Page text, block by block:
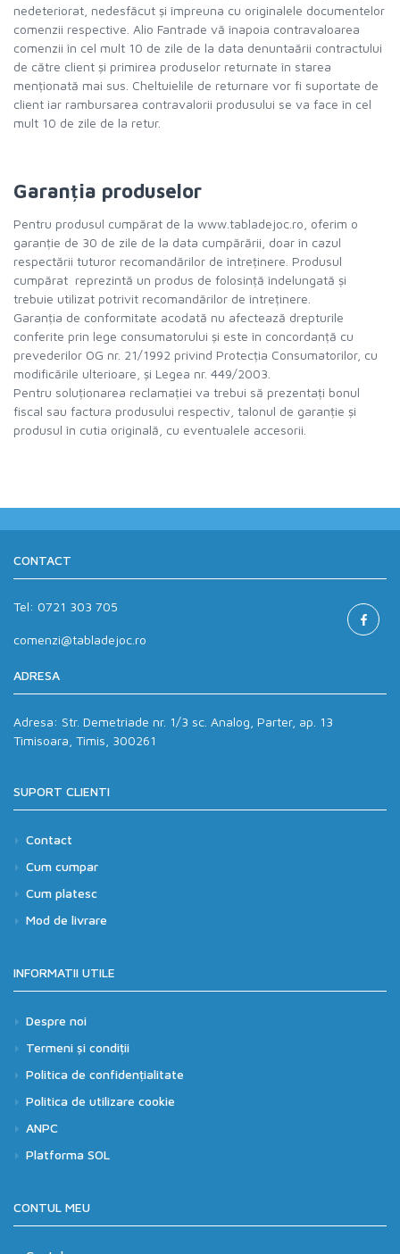
nedeteriorat, nedesfăcut și împreuna cu originalele documentelor
comenzii respective. Alio Fantrade vă înapoia contravaloarea
comenzii în cel mult 10 de zile de la data denuntaării contractului
de către client și primirea produselor returnate în starea
menționată mai sus. Cheltuielile de returnare vor fi suportate de
client iar rambursarea contravalorii produsului se va face în cel
mult 10 de zile de la retur.
Garanția produselor
Pentru produsul cumpărat de la www.tabladejoc.ro, oferim o
garanție de 30 de zile de la data cumpărării, doar în cazul
respectării tuturor recomandărilor de întreținere. Produsul
cumpărat reprezintă un produs de folosință îndelungată și
trebuie utilizat potrivit recomandărilor de întreținere.
Garanția de conformitate acodată nu afectează drepturile
conferite prin lege consumatorului și este în concordanță cu
prevederilor OG nr. 21/1992 privind Protecția Consumatorilor, cu
modificările ulterioare, și Legea nr. 449/2003.
Pentru soluționarea reclamației va trebui să prezentați bonul
fiscal sau factura produsului respectiv, talonul de garanție și
produsul în cutia originală, cu eventualele accesorii.
CONTACT
Tel: 0721 303 705
comenzi@tabladejoc.ro
ADRESA
Adresa: Str. Demetriade nr. 1/3 sc. Analog, Parter, ap. 13
Timisoara, Timis, 300261
SUPORT CLIENTI
Contact
Cum cumpar
Cum platesc
Mod de livrare
INFORMATII UTILE
Despre noi
Termeni și condiții
Politica de confidențialitate
Politica de utilizare cookie
ANPC
Platforma SOL
CONTUL MEU